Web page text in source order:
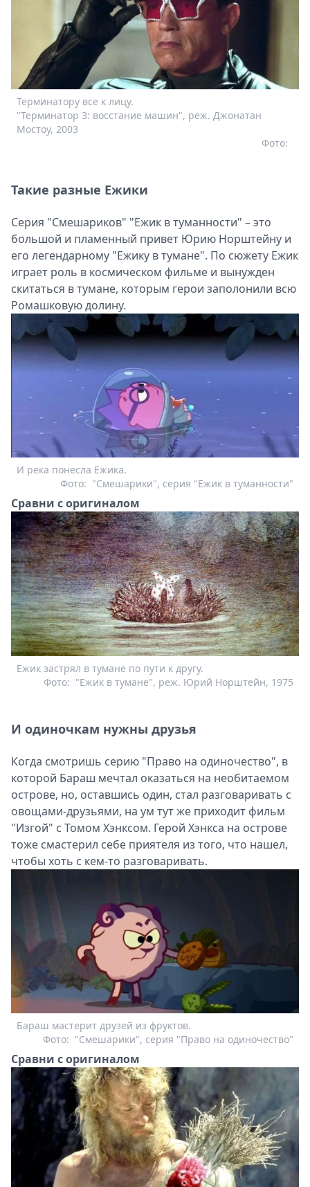
Терминатору все к лицу.
"Терминатор 3: восстание машин", реж. Джонатан
Мостоу, 2003
Фото:
Такие разные Ежики
Серия "Смешариков" "Ежик в туманности" – это
большой и пламенный привет Юрию Норштейну и
его легендарному "Ежику в тумане". По сюжету Ежик
играет роль в космическом фильме и вынужден
скитаться в тумане, которым герои заполонили всю
Ромашковую долину.
И река понесла Ежика.
"Смешарики", серия "Ежик в туманности"
Фото:
Сравни с оригиналом
Ежик застрял в тумане по пути к другу.
"Ежик в тумане", реж. Юрий Норштейн, 1975
Фото:
И одиночкам нужны друзья
Когда смотришь серию "Право на одиночество", в
которой Бараш мечтал оказаться на необитаемом
острове, но, оставшись один, стал разговаривать с
овощами-друзьями, на ум тут же приходит фильм
"Изгой" с Томом Хэнксом. Герой Хэнкса на острове
тоже смастерил себе приятеля из того, что нашел,
чтобы хоть с кем-то разговаривать.
Бараш мастерит друзей из фруктов.
"Смешарики", серия "Право на одиночество"
Фото:
Сравни с оригиналом